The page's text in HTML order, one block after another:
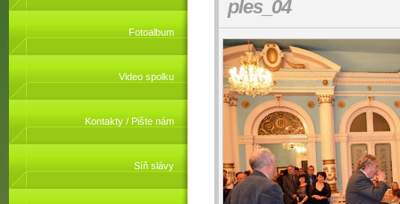
Fotoalbum
Video spolku
Kontakty / Pište nám
Síň slávy
ples_04